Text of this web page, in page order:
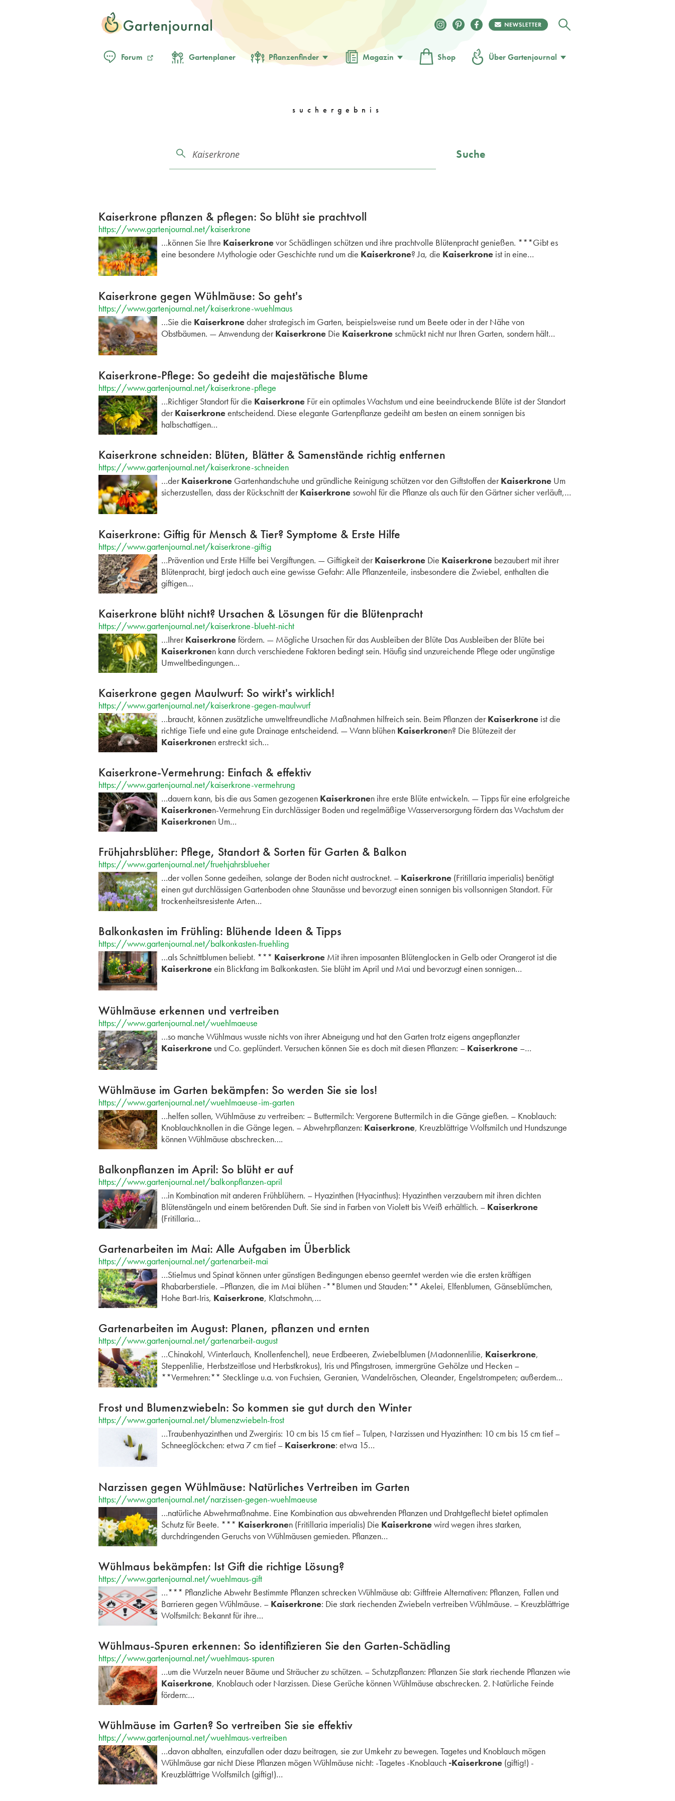
Forum Gartenplaner Pflanzenfinder Magazin Shop Über Gartenjournal
suchergebnis
Suche
Kaiserkrone pflanzen & pflegen: So blüht sie prachtvoll
https://www.gartenjournal.net/kaiserkrone
…können Sie Ihre Kaiserkronevor Schädlingen schützen und ihre prachtvolle Blütenpracht genießen. ***Gibt es
eine besondere Mythologie oder Geschichte rund um die Kaiserkrone? Ja, die Kaiserkrone ist in eine…
Kaiserkrone gegen Wühlmäuse: So geht's
https://www.gartenjournal.net/kaiserkrone-wuehlmaus
…Sie die Kaiserkronedaher strategisch im Garten, beispielsweise rund um Beete oder in der Nähe von
Obstbäumen. — Anwendung derKaiserkrone Die Kaiserkroneschmückt nicht nur Ihren Garten, sondern hält…
Kaiserkrone-Pflege: So gedeiht die majestätische Blume
https://www.gartenjournal.net/kaiserkrone-pflege
…Richtiger Standort für die Kaiserkrone Für ein optimales Wachstum und eine beeindruckende Blüte ist der Standort
derKaiserkroneentscheidend. Diese elegante Gartenpflanze gedeiht am besten an einem sonnigen bis
halbschattigen…
Kaiserkrone schneiden: Blüten, Blätter & Samenstände richtig entfernen
https://www.gartenjournal.net/kaiserkrone-schneiden
…derKaiserkrone Gartenhandschuhe und gründliche Reinigung schützen vor den Giftstoffen derKaiserkrone Um
sicherzustellen, dass der Rückschnitt derKaiserkronesowohl für die Pflanze als auch für den Gärtner sicher verläuft,…
Kaiserkrone: Giftig für Mensch & Tier? Symptome & Erste Hilfe
https://www.gartenjournal.net/kaiserkrone-giftig
…Prävention und Erste Hilfe bei Vergiftungen. — Giftigkeit derKaiserkrone Die Kaiserkrone bezaubert mit ihrer
Blütenpracht, birgt jedoch auch eine gewisse Gefahr: Alle Pflanzenteile, insbesondere die Zwiebel, enthalten die
giftigen…
Kaiserkrone blüht nicht? Ursachen & Lösungen für die Blütenpracht
https://www.gartenjournal.net/kaiserkrone-blueht-nicht
…IhrerKaiserkronefördern. — Mögliche Ursachen für das Ausbleiben der Blüte Das Ausbleiben der Blüte bei
Kaiserkronen kann durch verschiedene Faktoren bedingt sein. Häufig sind unzureichende Pflege oder ungünstige
Umweltbedingungen…
Kaiserkrone gegen Maulwurf: So wirkt's wirklich!
https://www.gartenjournal.net/kaiserkrone-gegen-maulwurf
…braucht, können zusätzliche umweltfreundliche Maßnahmen hilfreich sein. Beim Pflanzen derKaiserkrone ist die
richtige Tiefe und eine gute Drainage entscheidend. — Wann blühen Kaiserkronen? Die Blütezeit der
Kaiserkronen erstreckt sich…
Kaiserkrone-Vermehrung: Einfach & effektiv
https://www.gartenjournal.net/kaiserkrone-vermehrung
…dauern kann, bis die aus Samen gezogenen Kaiserkronen ihre erste Blüte entwickeln. — Tipps für eine erfolgreiche
Kaiserkronen-Vermehrung Ein durchlässiger Boden und regelmäßige Wasserversorgung fördern das Wachstum der
Kaiserkronen Um…
Frühjahrsblüher: Pflege, Standort & Sorten für Garten & Balkon
https://www.gartenjournal.net/fruehjahrsblueher
…der vollen Sonne gedeihen, solange der Boden nicht austrocknet. – Kaiserkrone (Fritillaria imperialis) benötigt
einen gut durchlässigen Gartenboden ohne Staunässe und bevorzugt einen sonnigen bis vollsonnigen Standort. Für
trockenheitsresistente Arten…
Balkonkasten im Frühling: Blühende Ideen & Tipps
https://www.gartenjournal.net/balkonkasten-fruehling
…als Schnittblumen beliebt. *** Kaiserkrone Mit ihren imposanten Blütenglocken in Gelb oder Orangerot ist die
Kaiserkroneein Blickfang im Balkonkasten. Sie blüht im April und Mai und bevorzugt einen sonnigen…
Wühlmäuse erkennen und vertreiben
https://www.gartenjournal.net/wuehlmaeuse
…so manche Wühlmaus wusste nichts von ihrer Abneigung und hat den Garten trotz eigens angepflanzter
Kaiserkrone und Co. geplündert. Versuchen können Sie es doch mit diesen Pflanzen: – Kaiserkrone –…
Wühlmäuse im Garten bekämpfen: So werden Sie sie los!
https://www.gartenjournal.net/wuehlmaeuse-im-garten
…helfen sollen, Wühlmäuse zu vertreiben: – Buttermilch: Vergorene Buttermilch in die Gänge gießen. – Knoblauch:
Knoblauchknollen in die Gänge legen. – Abwehrpflanzen: Kaiserkrone, Kreuzblättrige Wolfsmilch und Hundszunge
können Wühlmäuse abschrecken….
Balkonpflanzen im April: So blüht er auf
https://www.gartenjournal.net/balkonpflanzen-april
…in Kombination mit anderen Frühblühern. – Hyazinthen (Hyacinthus): Hyazinthen verzaubern mit ihren dichten
Blütenstängeln und einem betörenden Duft. Sie sind in Farben von Violett bis Weiß erhältlich. – Kaiserkrone
(Fritillaria…
Gartenarbeiten im Mai: Alle Aufgaben im Überblick
https://www.gartenjournal.net/gartenarbeit-mai
…Stielmus und Spinat können unter günstigen Bedingungen ebenso geerntet werden wie die ersten kräftigen
Rhabarberstiele. –Pflanzen, die im Mai blühen -**Blumen und Stauden:** Akelei, Elfenblumen, Gänseblümchen,
Hohe Bart-Iris, Kaiserkrone, Klatschmohn,…
Gartenarbeiten im August: Planen, pflanzen und ernten
https://www.gartenjournal.net/gartenarbeit-august
…Chinakohl, Winterlauch, Knollenfenchel), neue Erdbeeren, Zwiebelblumen (Madonnenlilie, Kaiserkrone,
Steppenlilie, Herbstzeitlose und Herbstkrokus), Iris und Pfingstrosen, immergrüne Gehölze und Hecken –
**Vermehren:** Stecklinge u.a. von Fuchsien, Geranien, Wandelröschen, Oleander, Engelstrompeten; außerdem…
Frost und Blumenzwiebeln: So kommen sie gut durch den Winter
https://www.gartenjournal.net/blumenzwiebeln-frost
…Traubenhyazinthen und Zwergiris: 10 cm bis 15 cm tief – Tulpen, Narzissen und Hyazinthen: 10 cm bis 15 cm tief –
Schneeglöckchen: etwa 7 cm tief – Kaiserkrone: etwa 15…
Narzissen gegen Wühlmäuse: Natürliches Vertreiben im Garten
https://www.gartenjournal.net/narzissen-gegen-wuehlmaeuse
…natürliche Abwehrmaßnahme. Eine Kombination aus abwehrenden Pflanzen und Drahtgeflecht bietet optimalen
Schutz für Beete. *** Kaiserkronen (Fritillaria imperialis) Die Kaiserkronewird wegen ihres starken,
durchdringenden Geruchs von Wühlmäusen gemieden. Pflanzen…
Wühlmaus bekämpfen: Ist Gift die richtige Lösung?
https://www.gartenjournal.net/wuehlmaus-gift
…*** Pflanzliche Abwehr Bestimmte Pflanzen schrecken Wühlmäuse ab: Giftfreie Alternativen: Pflanzen, Fallen und
Barrieren gegen Wühlmäuse. – Kaiserkrone: Die stark riechenden Zwiebeln vertreiben Wühlmäuse. – Kreuzblättrige
Wolfsmilch: Bekannt für ihre…
Wühlmaus-Spuren erkennen: So identifizieren Sie den Garten-Schädling
https://www.gartenjournal.net/wuehlmaus-spuren
…um die Wurzeln neuer Bäume und Sträucher zu schützen. – Schutzpflanzen: Pflanzen Sie stark riechende Pflanzen wie
Kaiserkrone, Knoblauch oder Narzissen. Diese Gerüche können Wühlmäuse abschrecken. 2. Natürliche Feinde
fördern:…
Wühlmäuse im Garten? So vertreiben Sie sie effektiv
https://www.gartenjournal.net/wuehlmaus-vertreiben
…davon abhalten, einzufallen oder dazu beitragen, sie zur Umkehr zu bewegen. Tagetes und Knoblauch mögen
Wühlmäuse gar nicht Diese Pflanzen mögen Wühlmäuse nicht: -Tagetes -Knoblauch -Kaiserkrone (giftig!) -
Kreuzblättrige Wolfsmilch (giftig!)…